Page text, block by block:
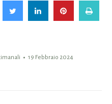
19 Febbraio 2024